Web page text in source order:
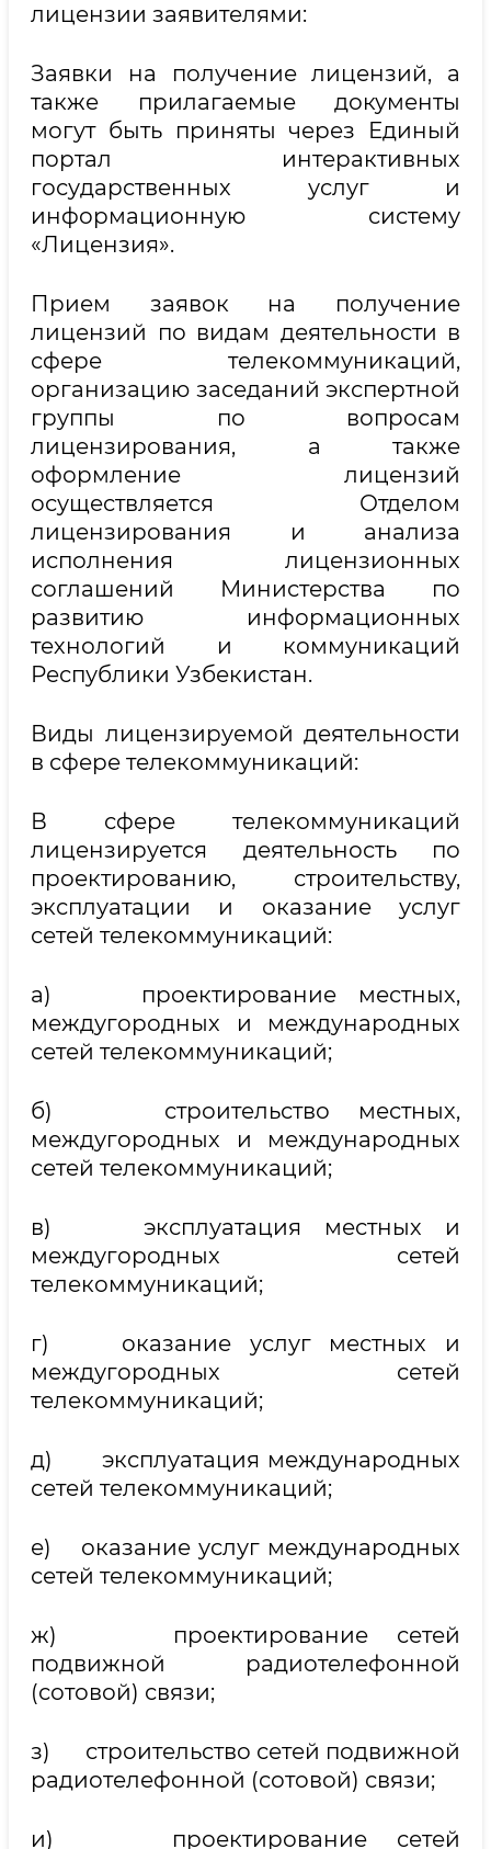
лицензии заявителями:
Заявки на получение лицензий, а
также прилагаемые документы
могут быть приняты через Единый
портал интерактивных
государственных услуг и
информационную систему
«Лицензия».
Прием заявок на получение
лицензий по видам деятельности в
сфере телекоммуникаций,
организацию заседаний экспертной
группы по вопросам
лицензирования, а также
оформление лицензий
осуществляется Отделом
лицензирования и анализа
исполнения лицензионных
соглашений Министерства по
развитию информационных
технологий и коммуникаций
Республики Узбекистан.
Виды лицензируемой деятельности
в сфере телекоммуникаций:
В сфере телекоммуникаций
лицензируется деятельность по
проектированию, строительству,
эксплуатации и оказание услуг
сетей телекоммуникаций:
а) проектирование местных,
междугородных и международных
сетей телекоммуникаций;
б) строительство местных,
междугородных и международных
сетей телекоммуникаций;
в) эксплуатация местных и
междугородных сетей
телекоммуникаций;
г) оказание услуг местных и
междугородных сетей
телекоммуникаций;
д) эксплуатация международных
сетей телекоммуникаций;
е) оказание услуг международных
сетей телекоммуникаций;
ж) проектирование сетей
подвижной радиотелефонной
(сотовой) связи;
з) строительство сетей подвижной
радиотелефонной (сотовой) связи;
и) проектирование сетей